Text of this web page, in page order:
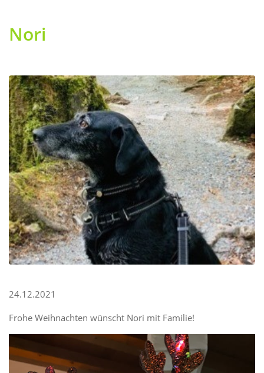
Nori
24.12.2021
Frohe Weihnachten wünscht Nori mit Familie!